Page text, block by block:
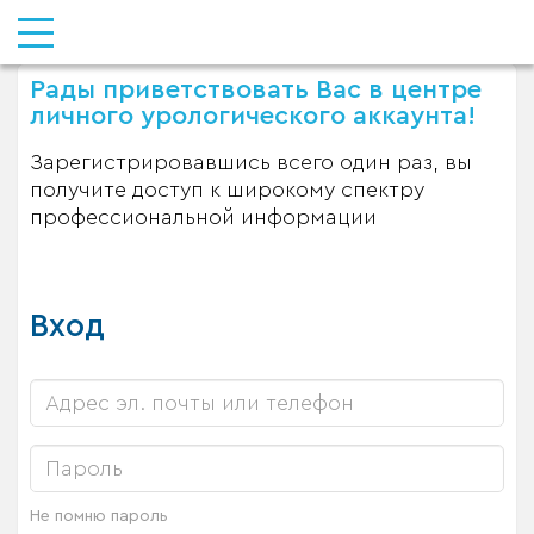
Рады приветствовать Вас в центре
личного урологического аккаунта!
Зарегистрировавшись всего один раз, вы
получите доступ к широкому спектру
профессиональной информации
Вход
Не помню пароль